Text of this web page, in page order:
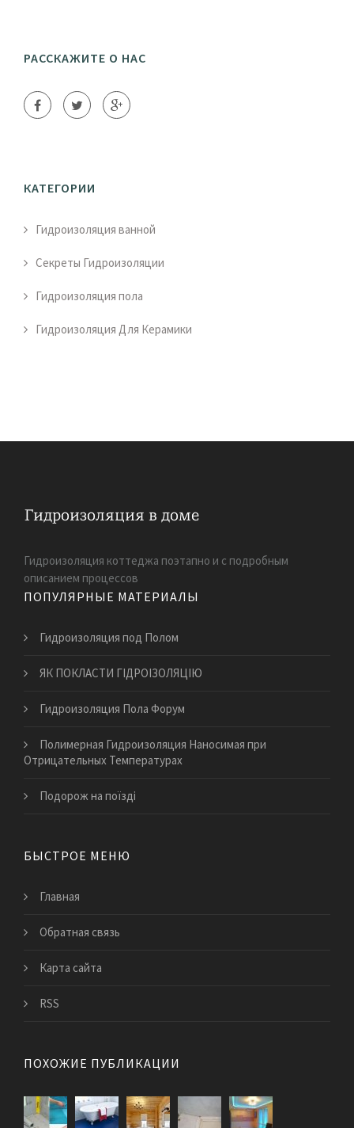
РАССКАЖИТЕ О НАС
КАТЕГОРИИ
Гидроизоляция ванной
Секреты Гидроизоляции
Гидроизоляция пола
Гидроизоляция Для Керамики
Гидроизоляция коттеджа поэтапно и с подробным
описанием процессов
ПОПУЛЯРНЫЕ МАТЕРИАЛЫ
Гидроизоляция под Полом
ЯК ПОКЛАСТИ ГІДРОІЗОЛЯЦІЮ
Гидроизоляция Пола Форум
Полимерная Гидроизоляция Наносимая при
Отрицательных Температурах
Подорож на поїзді
БЫСТРОЕ МЕНЮ
Главная
Обратная связь
Карта сайта
RSS
ПОХОЖИЕ ПУБЛИКАЦИИ